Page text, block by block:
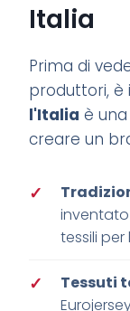
Italia
Prima di
produttori,
l'Italia è
creare un
tessili
Tessuti